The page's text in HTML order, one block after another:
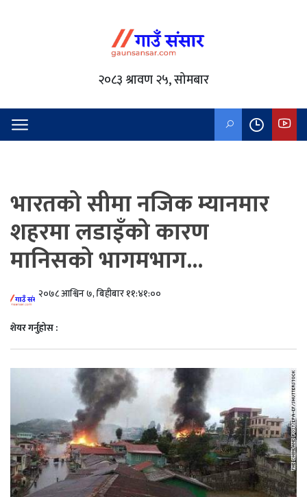
२०८३ श्रावण २५, सोमबार
भारतको सीमा नजिक म्यानमार
शहरमा लडाइँको कारण
मानिसको भागमभाग...
२०७८ आश्विन ७, बिहीबार ११:४१:००
शेयर गर्नुहोस :